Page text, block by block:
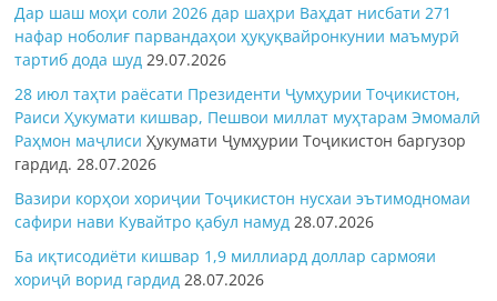
Дар шаш моҳи соли 2026 дар шаҳри Ваҳдат нисбати 271
нафар ноболиғ парвандаҳои ҳуқуқвайронкунии маъмурӣ
тартиб дода шуд 29.07.2026
28 июл таҳти раёсати Президенти Ҷумҳурии Тоҷикистон,
Раиси Ҳукумати кишвар, Пешвои миллат муҳтарам Эмомалӣ
Раҳмон маҷлисиҲукумати Ҷумҳурии Тоҷикистон баргузор
гардид. 28.07.2026
Вазири корҳои хориҷии Тоҷикистон нусхаи эътимодномаи
сафири нави Кувайтро қабул намуд 28.07.2026
Ба иқтисодиёти кишвар 1,9 миллиард доллар сармояи
хориҷӣ ворид гардид 28.07.2026